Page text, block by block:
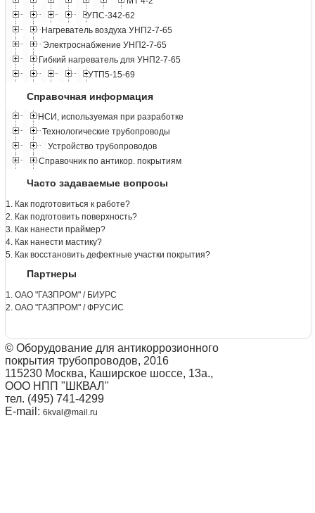
УПС-342-62
Нагреватель воздуха УНП2-7-65
Электроснабжение УНП2-7-65
Гибкий нагреватель для УНП2-7-65
УТП5-15-69
Справочная информация
НСИ, используемая при разработке
Технологические трубопроводы
Устройство трубопроводов
Справочник по антикор. покрытиям
Часто задаваемые вопросы
1. Как подготовиться к работе?
2. Как подготовить поверхность?
3. Как нанести праймер?
4. Как нанести мастику?
5. Как восстановить дефектные участки покрытия?
Партнеры
1. ОАО "ГАЗПРОМ" / БИУРС
2. ОАО "ГАЗПРОМ" / ФРУСИС
© Оборудование для антикоррозионного
покрытия трубопроводов, 2016
115230 Москва, Каширское шоссе, 13а.,
ООО НПП "ШКВАЛ"
тел. (495) 741-4299
E-mail: 6kval@mail.ru